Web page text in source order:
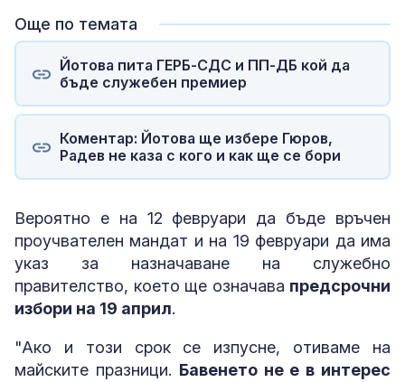
Още по темата
Йотова пита ГЕРБ-СДС и ПП-ДБ кой да
бъде служебен премиер
Коментар: Йотова ще избере Гюров,
Радев не каза с кого и как ще се бори
Вероятно е на 12 февруари да бъде връчен
проучвателен мандат и на 19 февруари да има
указ за назначаване на служебно
правителство, което ще означава предсрочни
избори на 19 април.
"Ако и този срок се изпусне, отиваме на
майските празници. Бавенето не е в интерес